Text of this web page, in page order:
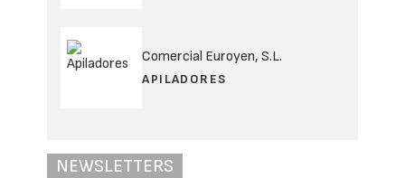
Comercial Euroyen, S.L.
APILADORES
NEWSLETTERS